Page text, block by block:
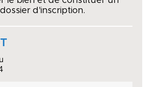
dossier d'inscription.